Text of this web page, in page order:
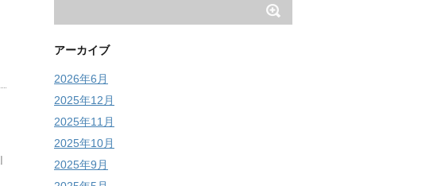
アーカイブ
2026年6月
2025年12月
2025年11月
2025年10月
2025年9月